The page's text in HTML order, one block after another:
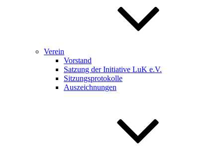
Verein
Vorstand
Satzung der Initiative LuK e.V.
Sitzungsprotokolle
Auszeichnungen